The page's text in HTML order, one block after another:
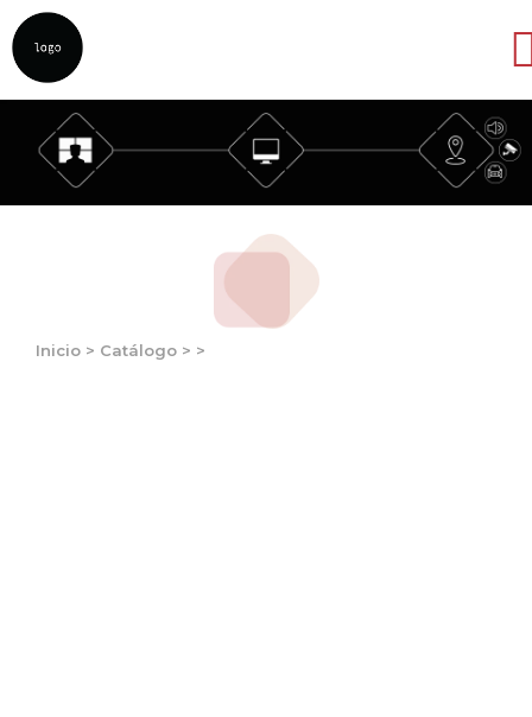
Inicio > Catálogo > >